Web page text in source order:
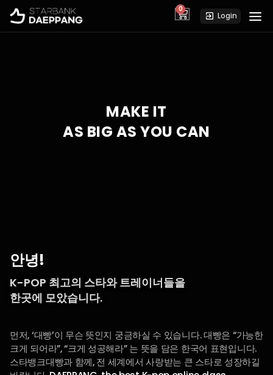
0
cart Login
MAKE IT
AS BIG AS YOU CAN
안녕!
K-POP 최고의 스타와 트레이너들을
한곳에 모았습니다.
먼저, ‘대빵’이 무슨 뜻인지 궁금하실 수 있습니다. 대빵은 “가능한
크게 되어라”, “크게 성공해라” 는 뜻을 담은 한국어 표현입니다.
스타뱅크대빵과 함께, 전 세계에서 사랑받는 큰 스타로 성장하길